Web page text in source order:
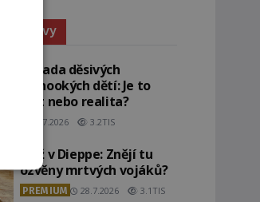
jevy
Záhada děsivých
černookých dětí: Je to
žert nebo realita?
29.7.2026 3.2TIS
Pláž v Dieppe: Znějí tu
ozvěny mrtvých vojáků?
PREMIUM 28.7.2026 3.1TIS